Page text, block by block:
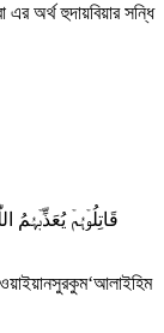
অর্থ হুদায়বিয়ার সন্ধি
قَاتِلُوۡہُمۡ